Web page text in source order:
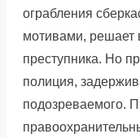
ограбления
мотивами, решает
преступника. Но
полиция,
подозреваемого.